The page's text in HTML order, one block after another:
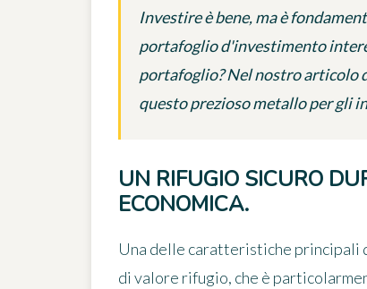
Investire è bene, ma è
portafoglio d'investimento
portafoglio? Nel nostro articolo
questo prezioso metallo per gli
UN RIFUGIO SICURO
ECONOMICA.
Una delle caratteristiche principali
di valore rifugio, che è